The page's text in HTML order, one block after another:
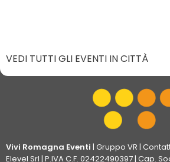
VEDI TUTTI GLI EVENTI IN CITTÀ
Vivi Romagna Eventi | Gruppo VR |
Elevel Srl | P.IVA C.F. 02422490397 | Cap.